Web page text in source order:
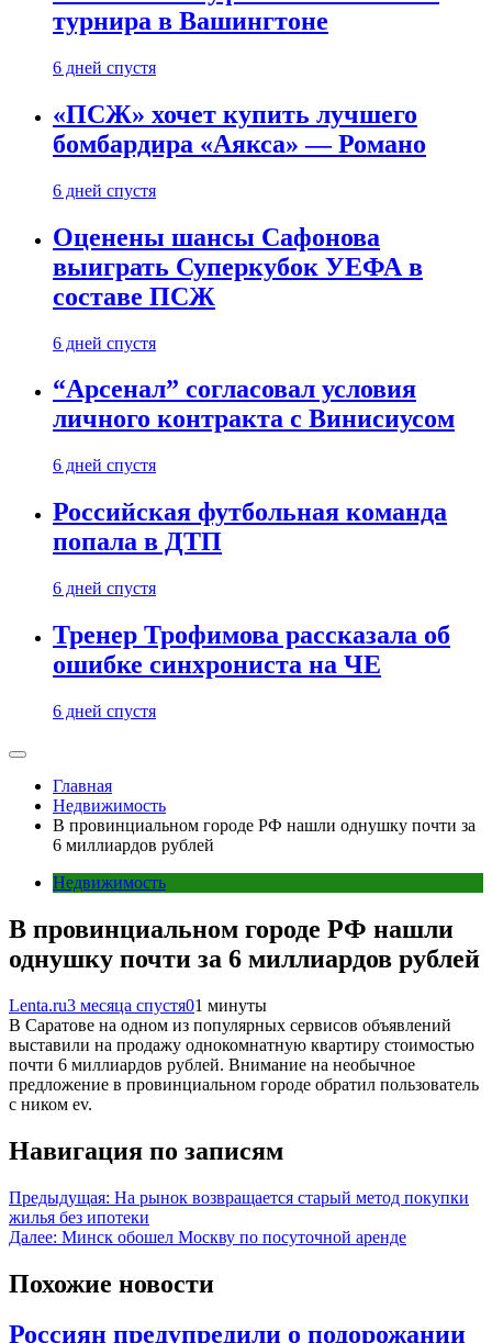
турнира в Вашингтоне
6 дней спустя
«ПСЖ» хочет купить лучшего
бомбардира «Аякса» — Романо
6 дней спустя
Оценены шансы Сафонова
выиграть Суперкубок УЕФА в
составе ПСЖ
6 дней спустя
“Арсенал” согласовал условия
личного контракта с Винисиусом
6 дней спустя
Российская футбольная команда
попала в ДТП
6 дней спустя
Тренер Трофимова рассказала об
ошибке синхрониста на ЧЕ
6 дней спустя
Главная
Недвижимость
В провинциальном городе РФ нашли однушку почти за
6 миллиардов рублей
Недвижимость
В провинциальном городе РФ нашли
однушку почти за 6 миллиардов рублей
Lenta.ru3 месяца спустя01 минуты
В Саратове на одном из популярных сервисов объявлений
выставили на продажу однокомнатную квартиру стоимостью
почти 6 миллиардов рублей. Внимание на необычное
предложение в провинциальном городе обратил пользователь
с ником ev.
Навигация по записям
Предыдущая: На рынок возвращается старый метод покупки
жилья без ипотеки
Далее: Минск обошел Москву по посуточной аренде
Похожие новости
Россиян предупредили о подорожании